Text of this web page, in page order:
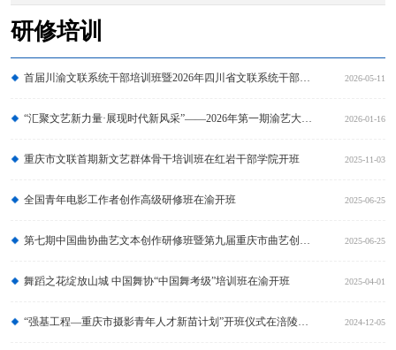
研修培训
首届川渝文联系统干部培训班暨2026年四川省文联系统干部素能提升研修班在渝开班 2026-05-11
“汇聚文艺新力量·展现时代新风采”——2026年第一期渝艺大讲坛（总第九期）暨2025年中青年文艺人才研修成果展演成功举办 2026-01-16
重庆市文联首期新文艺群体骨干培训班在红岩干部学院开班 2025-11-03
全国青年电影工作者创作高级研修班在渝开班 2025-06-25
2025-06-25
舞蹈之花绽放山城 中国舞协“中国舞考级”培训班在渝开班 2025-04-01
2024-12-05